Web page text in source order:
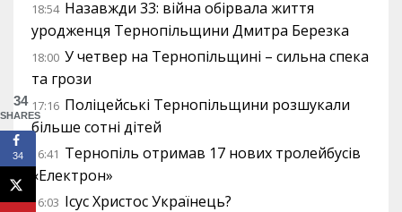
18:54 Назавжди 33: війна обірвала життя
уродженця Тернопільщини Дмитра Березка
18:00 У четвер на Тернопільщині – сильна спека
та грози
17:16 Поліцейські Тернопільщини розшукали
більше сотні дітей
16:41 Тернопіль отримав 17 нових тролейбусів
«Електрон»
16:03 Ісус Христос Українець?
34
SHARES
34